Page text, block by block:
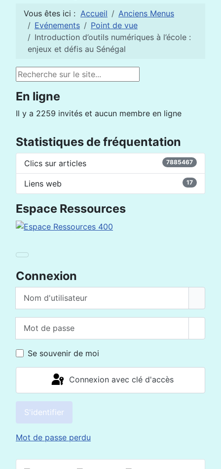
Espace Ressources
Connexion
Se souvenir de moi
Connexion avec clé d'accès
S'identifier
Mot de passe perdu
Vous êtes ici : Accueil
Anciens Menus
Evénements
Point de vue
Introduction d’outils numériques à l’école :
enjeux et défis au Sénégal
Rechercher
En ligne
Il y a 2259 invités et aucun membre en ligne
Statistiques de fréquentation
Clics sur articles 7885467
Liens web 17